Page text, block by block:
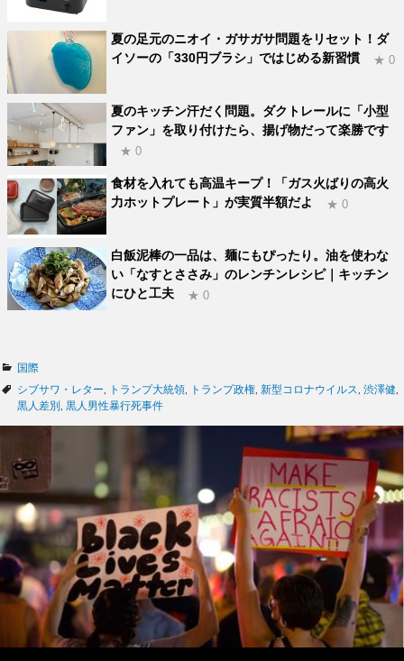
夏の足元のニオイ・ガサガサ問題をリセット！ダ
イソーの「330円ブラシ」ではじめる新習慣
★ 0
夏のキッチン汗だく問題。ダクトレールに「小型
ファン」を取り付けたら、揚げ物だって楽勝です
★ 0
食材を入れても高温キープ！「ガス火ばりの高火
力ホットプレート」が実質半額だよ
★ 0
白飯泥棒の一品は、麺にもぴったり。油を使わな
い「なすとささみ」のレンチンレシピ｜キッチン
にひと工夫
★ 0
カ
テ
ゴ
国際
タ
グ
シブサワ・レター トランプ大統領 トランプ政権 新型コロナウイルス 渋澤健
黒人差別
黒人男性暴行死事件